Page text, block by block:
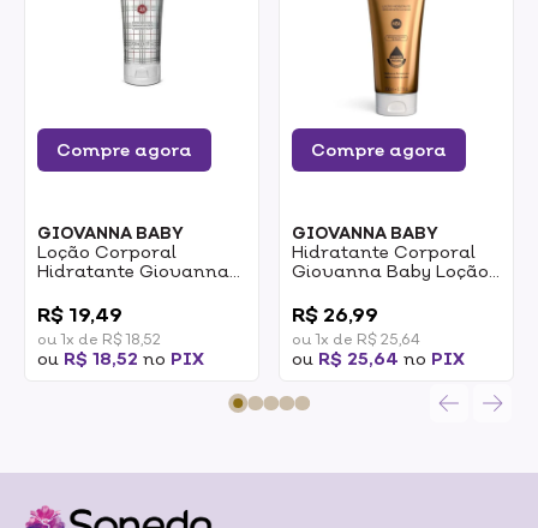
Compre agora
GIOVANNA BABY
Loção Corporal
Hidratante Giovanna
200ml
R$ 19,49
ou 1x de R$ 18,52
ou R$ 18,52 no PIX
Compre agora
GIOVANNA BABY
Hidratante Corporal
Giovanna Baby Loção
R$ 26,99
ou 1x de R$ 25,64
ou R$ 25,64 no PIX